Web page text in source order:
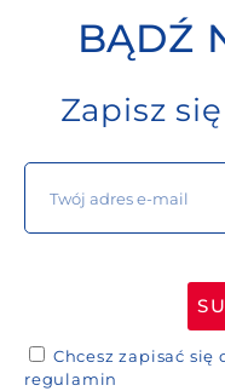
BĄDŹ
Zapisz
Chcesz zapisać się
regulamin